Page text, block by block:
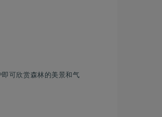
可欣赏森林的美景和气